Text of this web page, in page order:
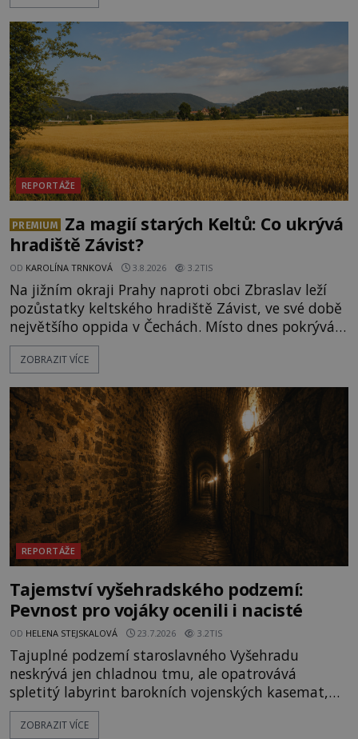
jindy vodu přivádějí štolou. A kolem hlubokých
černých šachet postupně vznikají příběhy o
tajných chodbách, vězních i poklade
REPORTÁŽE
PREMIUM
Za magií starých Keltů: Co ukrývá
hradiště Závist?
OD KAROLÍNA TRNKOVÁ 3.8.2026 3.2TIS
Na jižním okraji Prahy naproti obci Zbraslav leží
pozůstatky keltského hradiště Závist, ve své době
největšího oppida v Čechách. Místo dnes pokrývá
les, zbytky po kdysi monumentálním hradišti jsou
ale v terénu patrné stále. Co dalšího tu po Keltech
vrch Hr
ZOBRAZIT VÍCE
REPORTÁŽE
Tajemství vyšehradského podzemí:
Pevnost pro vojáky ocenili i nacisté
OD HELENA STEJSKALOVÁ 23.7.2026 3.2TIS
Tajuplné podzemí staroslavného Vyšehradu
neskrývá jen chladnou tmu, ale opatrovává
spletitý labyrint barokních vojenských kasemat,
zapomenuté chrámy a vzácné národní poklady.
Hluboko uvnitř mohutné skály nad řekou Vltavou
ZOBRAZIT VÍCE